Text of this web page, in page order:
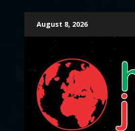
August 8, 2026